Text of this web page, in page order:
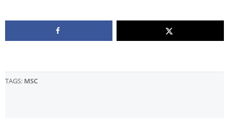
TAGS: MSC